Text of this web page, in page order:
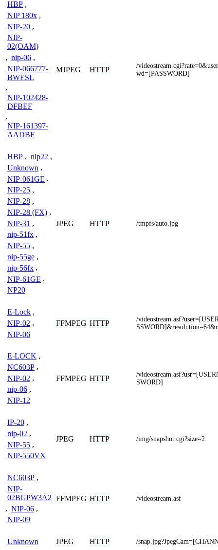
HBP ,
NIP 180x ,
NIP-20 ,
NIP-
02(OAM)
, nip-06 ,
NIP-066777-
BWESL
,
NIP-102428-
DFBEF
,
NIP-161397-
AADBF
MJPEG HTTP
/
wd=[PASSWORD]
HBP , nip22 ,
Unknown ,
NIP-061GE ,
NIP-25 ,
NIP-28 ,
NIP-28 (FX) ,
NIP-31 ,
nip-51fx ,
NIP-55 ,
nip-55ge ,
nip-56fx ,
NIP-61GE ,
NP20
JPEG HTTP /tmpfs/auto.jpg
E-Lock ,
NIP-02 ,
NIP-06
FFMPEG HTTP
/
E-LOCK ,
NC603P ,
NIP-02 ,
nip-06 ,
NIP-12
FFMPEG HTTP
/
SWORD]
IP-20 ,
nip-02 ,
NIP-55 ,
NIP-550VX
JPEG HTTP /img/snapshot.cgi?size=2
NC603P ,
NIP-
02BGPW3A2
, NIP-06 ,
NIP-09
FFMPEG HTTP /videostream.asf
Unknown JPEG HTTP /